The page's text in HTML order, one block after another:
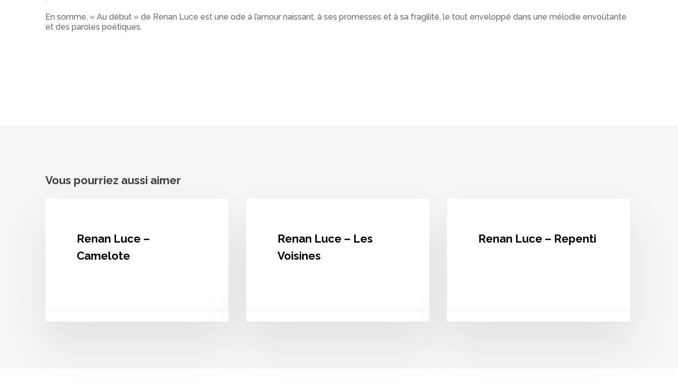
En somme, « Au début » de Renan Luce est une ode à l’amour naissant, à ses promesses et à sa fragilité, le tout enveloppé dans une mélodie envoûtante
et des paroles poétiques.
Vous pourriez aussi aimer
CameloteRenan Luce –
Camelote
Renan Luce – Les
Voisines
Renan Luce – Repenti